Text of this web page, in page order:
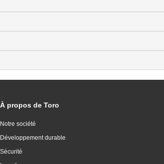
À propos de Toro
Notre société
Développement durable
Sécurité